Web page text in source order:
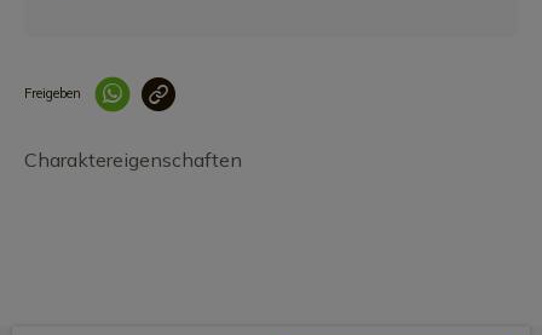
Freigeben
Charaktereigenschaften